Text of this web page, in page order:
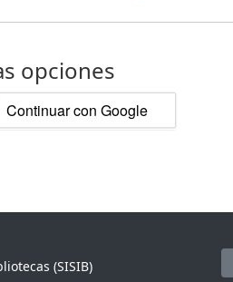
opciones
Continuar con Google
(SISIB)